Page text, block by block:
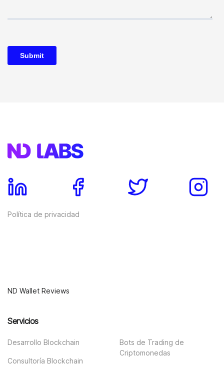
Política de privacidad
ND Wallet Reviews
Servicios
Desarrollo Blockchain
Consultoría Blockchain
Bots de Trading de
Criptomonedas